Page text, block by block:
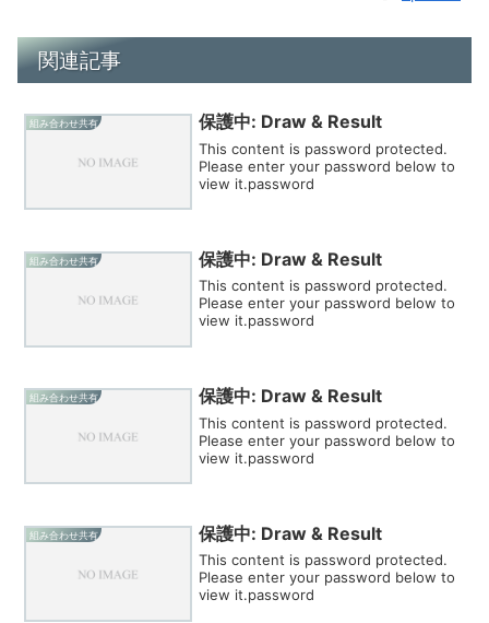
関連記事
組み合わせ共有 保護中: Draw & Result
This content is password protected.
Please enter your password below to
view it.password
組み合わせ共有 保護中: Draw & Result
This content is password protected.
Please enter your password below to
view it.password
組み合わせ共有 保護中: Draw & Result
This content is password protected.
Please enter your password below to
view it.password
組み合わせ共有 保護中: Draw & Result
This content is password protected.
Please enter your password below to
view it.password